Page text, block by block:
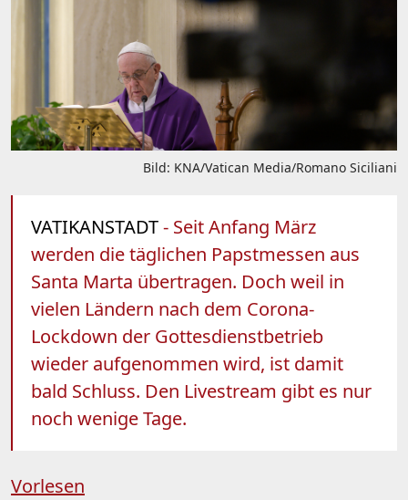
Bild: KNA/Vatican Media/Romano Siciliani
VATIKANSTADT- Seit Anfang März
werden die täglichen Papstmessen aus
Santa Marta übertragen. Doch weil in
vielen Ländern nach dem Corona-
Lockdown der Gottesdienstbetrieb
wieder aufgenommen wird, ist damit
bald Schluss. Den Livestream gibt es nur
noch wenige Tage.
Vorlesen